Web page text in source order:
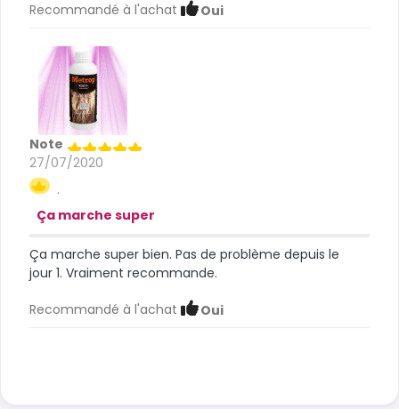
Recommandé à l'achat Oui
Note
27/07/2020
.
Ça marche super
Ça marche super bien. Pas de problème depuis le
jour 1. Vraiment recommande.
Recommandé à l'achat Oui